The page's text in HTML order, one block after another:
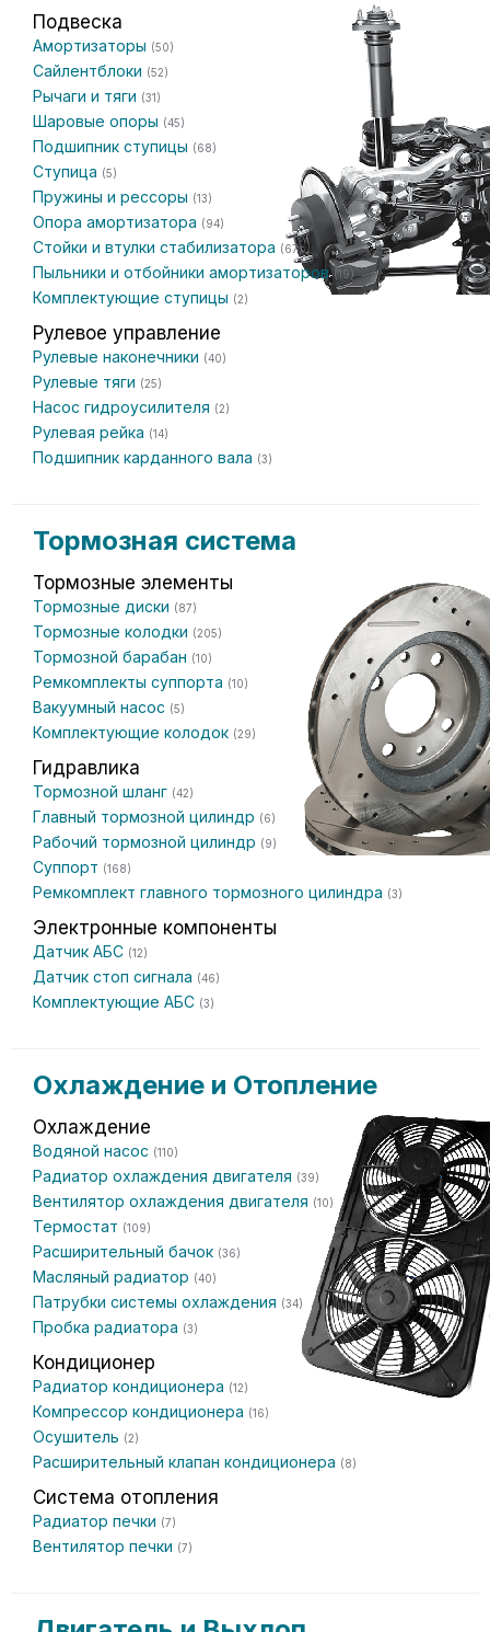
Подвеска
Амортизаторы (50)
Сайлентблоки (52)
Рычаги и тяги (31)
Шаровые опоры (45)
Подшипник ступицы (68)
Ступица (5)
Пружины и рессоры (13)
Опора амортизатора (94)
Стойки и втулки стабилизатора (67)
Пыльники и отбойники амортизаторов(19)
Комплектующие ступицы (2)
Рулевое управление
Рулевые наконечники (40)
Рулевые тяги (25)
Насос гидроусилителя (2)
Рулевая рейка (14)
Подшипник карданного вала (3)
Тормозная система
Тормозные элементы
Тормозные диски (87)
Тормозные колодки (205)
Тормозной барабан (10)
Ремкомплекты суппорта (10)
Вакуумный насос (5)
Комплектующие колодок (29)
Гидравлика
Тормозной шланг (42)
Главный тормозной цилиндр (6)
Рабочий тормозной цилиндр (9)
Суппорт (168)
Ремкомплект главного тормозного цилиндра (3)
Электронные компоненты
Датчик АБС (12)
Датчик стоп сигнала (46)
Комплектующие АБС (3)
Охлаждение и Отопление
Охлаждение
Водяной насос (110)
Радиатор охлаждения двигателя (39)
Вентилятор охлаждения двигателя (10)
Термостат (109)
Расширительный бачок (36)
Масляный радиатор (40)
Патрубки системы охлаждения (34)
Пробка радиатора (3)
Кондиционер
Радиатор кондиционера (12)
Компрессор кондиционера (16)
Осушитель (2)
Расширительный клапан кондиционера (8)
Система отопления
Радиатор печки (7)
Вентилятор печки (7)